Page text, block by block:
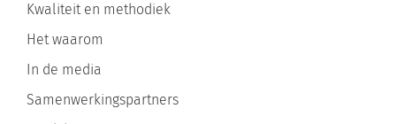
Kwaliteit en methodiek
Het waarom
In de media
Samenwerkingspartners